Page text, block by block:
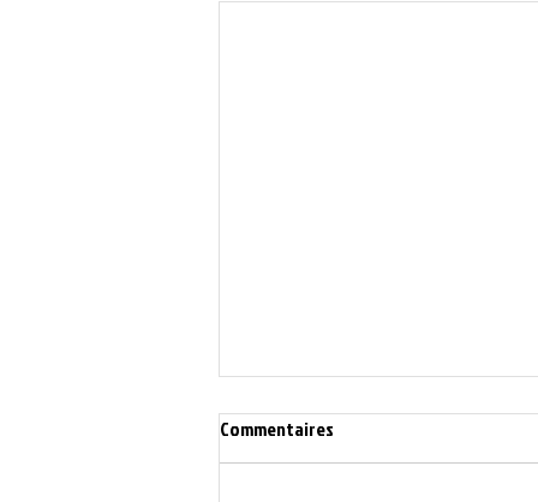
Commentaires